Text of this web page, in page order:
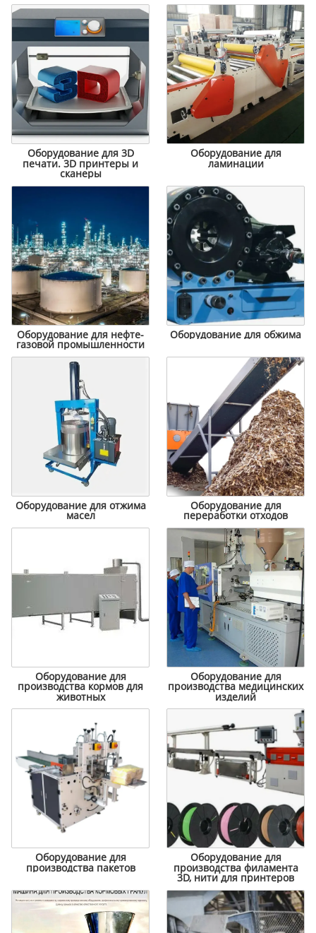
Оборудование для 3D
печати. 3D принтеры и
сканеры
Оборудование для
ламинации
Оборудование для нефте-
газовой промышленности
Оборудование для обжима
Оборудование для отжима
масел
Оборудование для
переработки отходов
Оборудование для
производства кормов для
животных
Оборудование для
производства медицинских
изделий
Оборудование для
производства пакетов
Оборудование для
производства филамента
3D, нити для принтеров